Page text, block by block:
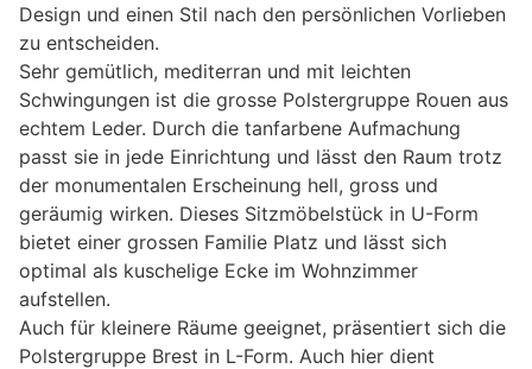
Design und einen Stil nach den persönlichen Vorlieben
zu entscheiden.
Sehr gemütlich, mediterran und mit leichten
Schwingungen ist die grosse Polstergruppe Rouen aus
echtem Leder. Durch die tanfarbene Aufmachung
passt sie in jede Einrichtung und lässt den Raum trotz
der monumentalen Erscheinung hell, gross und
geräumig wirken. Dieses Sitzmöbelstück in U-Form
bietet einer grossen Familie Platz und lässt sich
optimal als kuschelige Ecke im Wohnzimmer
aufstellen.
Auch für kleinere Räume geeignet, präsentiert sich die
Polstergruppe Brest in L-Form. Auch hier dient